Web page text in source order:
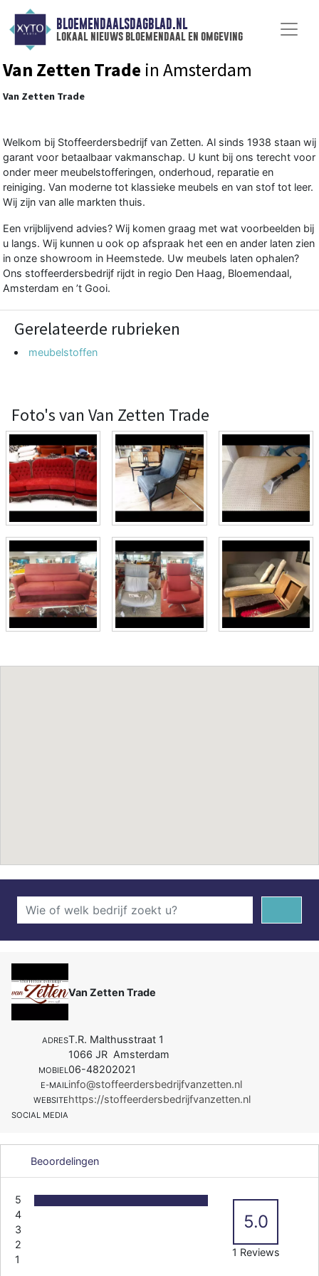
BLOEMENDAALSDAGBLAD.NL
lokaal nieuws bloemendaal en omgeving
Van Zetten Trade in Amsterdam
Van Zetten Trade
Welkom bij Stoffeerdersbedrijf van Zetten. Al sinds 1938 staan wij
garant voor betaalbaar vakmanschap. U kunt bij ons terecht voor
onder meer meubelstofferingen, onderhoud, reparatie en
reiniging. Van moderne tot klassieke meubels en van stof tot leer.
Wij zijn van alle markten thuis.
Een vrijblijvend advies? Wij komen graag met wat voorbeelden bij
u langs. Wij kunnen u ook op afspraak het een en ander laten zien
in onze showroom in Heemstede. Uw meubels laten ophalen?
Ons stoffeerdersbedrijf rijdt in regio Den Haag, Bloemendaal,
Amsterdam en ’t Gooi.
Gerelateerde rubrieken
meubelstoffen
Foto's van Van Zetten Trade
Van Zetten Trade
ADREST.R. Malthusstraat 1
1066 JR Amsterdam
MOBIEL06-48202021
E-MAILinfo@stoffeerdersbedrijfvanzetten.nl
WEBSITEhttps://stoffeerdersbedrijfvanzetten.nl
SOCIAL MEDIA
Beoordelingen
5
4
3
2
1
5.0
1 Reviews